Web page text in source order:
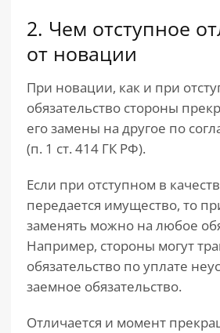
2. Чем отступное
от новации
При новации, как и при
обязательство стороны
его замены на другое по
(п. 1 ст. 414 ГК РФ).
Если при отступном в
передается имущество, то
заменять можно на любое
Например, стороны могут
обязательство по уплате
заемное обязательство.
Отличается и момент